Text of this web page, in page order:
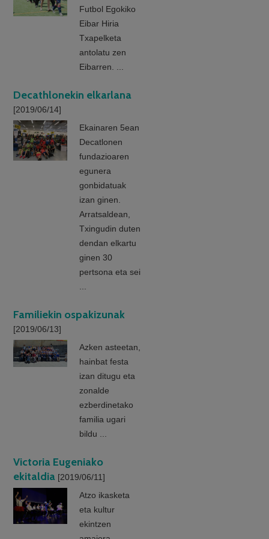
Futbol Egokiko
Eibar Hiria
Txapelketa
antolatu zen
Eibarren. ...
Decathlonekin elkarlana
[2019/06/14]
Ekainaren 5ean
Decatlonen
fundazioaren
egunera
gonbidatuak
izan ginen.
Arratsaldean,
Txingudin duten
dendan elkartu
ginen 30
pertsona eta sei
Familiekin ospakizunak
[2019/06/13]
Azken asteetan,
hainbat festa
izan ditugu eta
zonalde
ezberdinetako
familia ugari
bildu ...
Victoria Eugeniako
ekitaldia [2019/06/11]
Atzo ikasketa
eta kultur
ekintzen